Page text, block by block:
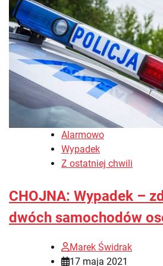
Alarmowo
Wypadek
Z ostatniej chwili
CHOJNA: Wypadek –
dwóch samochodów
Marek Świdrak
17 maja 2021